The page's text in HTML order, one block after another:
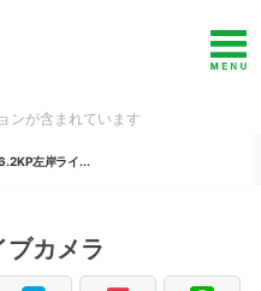
ンが含まれています
左岸ライ...
カメラ